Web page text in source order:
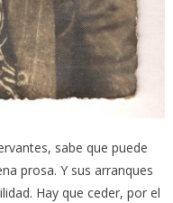
sabe que puede
prosa. Y sus arranques
Hay que ceder, por el